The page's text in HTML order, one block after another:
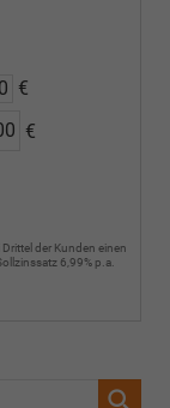
€
€
der Kunden einen
6,99% p.a.